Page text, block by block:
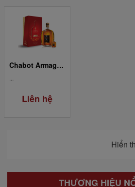
Chabot Armagnac Gold 0.7L
Liên hệ
Hiển
THƯƠNG HIỆU